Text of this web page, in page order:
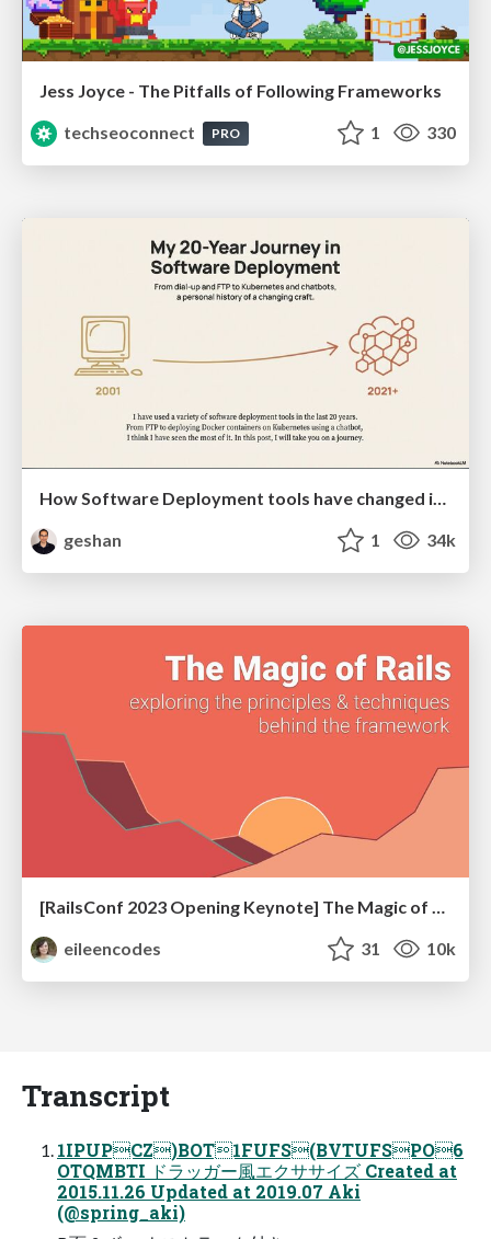
Jess Joyce - The Pitfalls of Following Frameworks
techseoconnect
PRO 1 330
How Software Deployment tools have changed in the past 20 years
geshan
1 34k
eileencodes
31 10k
Transcript
1IPUPCZ)BOT1FUFS(BVTUFSPO6
OTQMBTI ドラッガー⾵エクササイズ Created at
2015.11.26 Updated at 2019.07 Aki
(@spring_aki)